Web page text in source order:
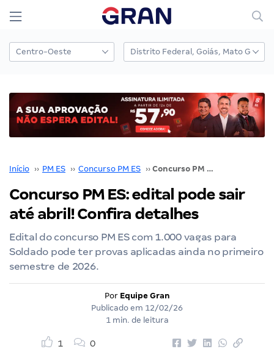
Início ›› PM ES ›› Concurso PM ES ›› Concurso PM ES: edital pode sair até abril! Confira detalhes
Concurso PM ES: edital pode sair
até abril! Confira detalhes
Edital do concurso PM ES com 1.000 vagas para
Soldado pode ter provas aplicadas ainda no primeiro
semestre de 2026.
Por Equipe Gran
Publicado em 12/02/26
1 min. de leitura
1 0